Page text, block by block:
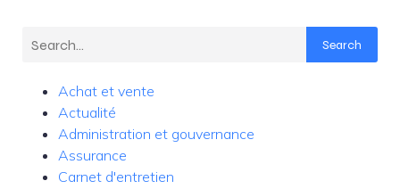
Search
Achat et vente
Actualité
Administration et gouvernance
Assurance
Carnet d'entretien